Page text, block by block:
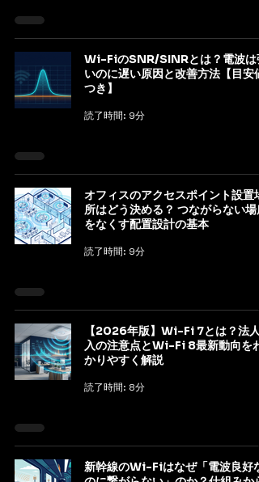
Wi-FiのSNR/SINRとは？電波は
いのに遅い原因と改善方法【目安値
つき】
読了時間: 9分
オフィスのアクセスポイント設置場
所はどう決める？ つながらない場
をなくす配置設計の基本
読了時間: 9分
【2026年版】Wi-Fi 7とは？法人
入の注意点とWi-Fi 8最新動向をわ
かりやすく解説
読了時間: 8分
新幹線のWi-Fiはなぜ「電波良好な